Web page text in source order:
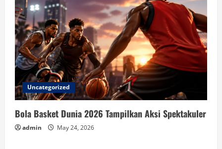
Uncategorized
Bola Basket Dunia 2026 Tampilkan Aksi Spektakuler
admin May 24, 2026